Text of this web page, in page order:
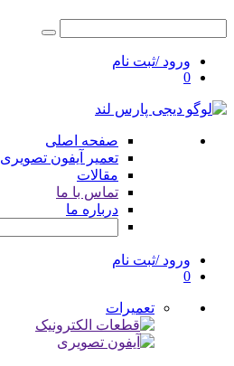
ورود /ثبت نام
0
صفحه اصلی
تعمیر آیفون تصویری
مقالات
تماس با ما
درباره ما
ورود /ثبت نام
0
تعمیرات